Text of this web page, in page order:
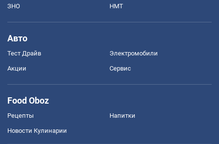
ЗНО НМТ
Авто
Тест Драйв Электромобили
Акции Сервис
Food Oboz
Рецепты Напитки
Новости Кулинарии